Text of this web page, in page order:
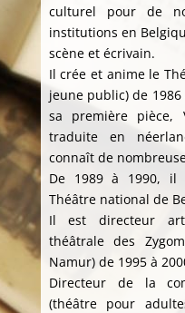
culturel pour de
institutions en
scène et écrivain.
Il crée et anime le
jeune public) de
sa première
traduite en
connaît de
De 1989 à 1990, il
Théâtre national de
Il est directeur
théâtrale des
Namur) de 1995 à
Directeur de la
(théâtre pour